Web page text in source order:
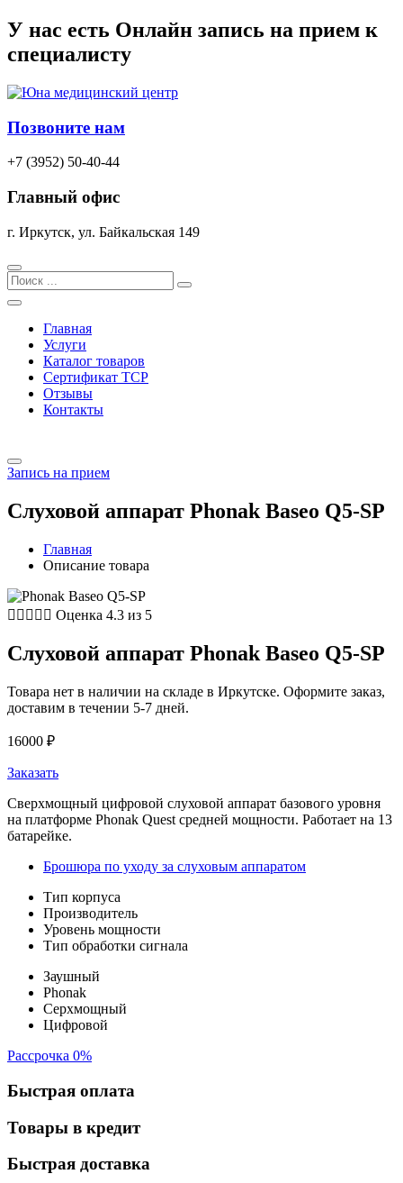
Перейти
к
содержимому
У нас есть Онлайн запись на прием к
специалисту
Позвоните нам
+7 (3952) 50-40-44
Главный офис
г. Иркутск, ул. Байкальская 149
Search
Главная
Услуги
Каталог товаров
Сертификат TCP
Отзывы
Контакты
Запись на прием
Слуховой аппарат Phonak Baseo Q5-SP
Главная
Описание товара
     Оценка 4.3 из 5
Слуховой аппарат Phonak Baseo Q5-SP
Товара нет в наличии на складе в Иркутске. Оформите заказ,
доставим в течении 5-7 дней.
16000 ₽
Заказать
Сверхмощный цифровой слуховой аппарат базового уровня
на платформе Phonak Quest средней мощности. Работает на 13
батарейке.
Брошюра по уходу за слуховым аппаратом
Тип корпуса
Производитель
Уровень мощности
Тип обработки сигнала
Заушный
Phonak
Серхмощный
Цифровой
Рассрочка 0%
Быстрая оплата
Товары в кредит
Быстрая доставка